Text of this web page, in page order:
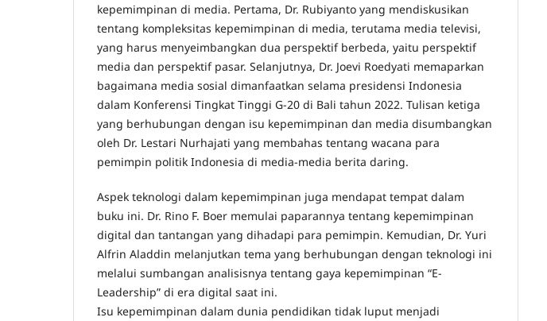
kepemimpinan di media. Pertama, Dr. Rubiyanto yang mendiskusikan
tentang kompleksitas kepemimpinan di media, terutama media televisi,
yang harus menyeimbangkan dua perspektif berbeda, yaitu perspektif
media dan perspektif pasar. Selanjutnya, Dr. Joevi Roedyati memaparkan
bagaimana media sosial dimanfaatkan selama presidensi Indonesia
dalam Konferensi Tingkat Tinggi G-20 di Bali tahun 2022. Tulisan ketiga
yang berhubungan dengan isu kepemimpinan dan media disumbangkan
oleh Dr. Lestari Nurhajati yang membahas tentang wacana para
pemimpin politik Indonesia di media-media berita daring.
Aspek teknologi dalam kepemimpinan juga mendapat tempat dalam
buku ini. Dr. Rino F. Boer memulai paparannya tentang kepemimpinan
digital dan tantangan yang dihadapi para pemimpin. Kemudian, Dr. Yuri
Alfrin Aladdin melanjutkan tema yang berhubungan dengan teknologi ini
melalui sumbangan analisisnya tentang gaya kepemimpinan “E-
Leadership” di era digital saat ini.
Isu kepemimpinan dalam dunia pendidikan tidak luput menjadi